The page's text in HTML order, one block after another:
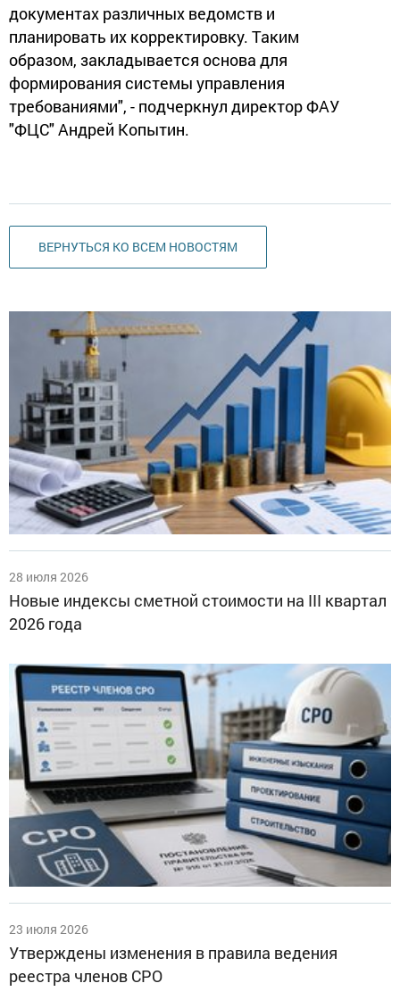
документах различных ведомств и
планировать их корректировку. Таким
образом, закладывается основа для
формирования системы управления
требованиями", - подчеркнул директор ФАУ
"ФЦС" Андрей Копытин.
ВЕРНУТЬСЯ КО ВСЕМ НОВОСТЯМ
28 июля 2026
Новые индексы сметной стоимости на III квартал
2026 года
23 июля 2026
Утверждены изменения в правила ведения
реестра членов СРО